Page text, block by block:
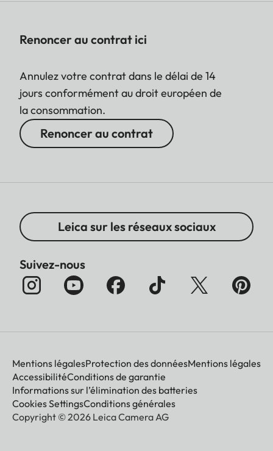
Renoncer au contrat ici
Annulez votre contrat dans le délai de 14
jours conformément au droit européen de
la consommation.
Renoncer au contrat
Leica sur les réseaux sociaux
Suivez-nous
Mentions légalesProtection des donnéesMentions légales
AccessibilitéConditions de garantie
Informations sur l’élimination des batteries
Cookies SettingsConditions générales
Copyright © 2026 Leica Camera AG